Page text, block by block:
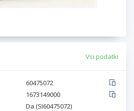
Vsi podatki
60475072
1673149000
Da (SI60475072)